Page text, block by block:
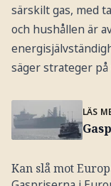
särskilt gas, med
och hushållen är
säger strateger på
LÄS
Kan slå mot